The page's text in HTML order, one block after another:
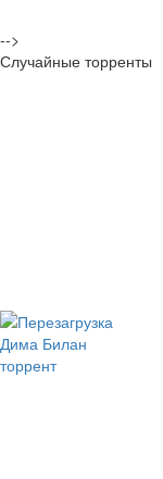
-->
Случайные торренты